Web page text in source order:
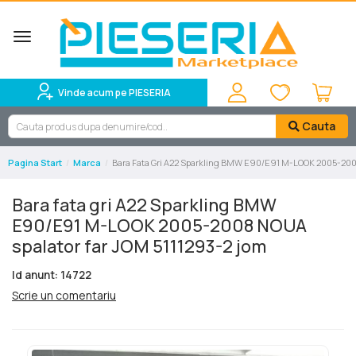
Toggle
navigation
Vinde acum pe PIESERIA
Cauta
Pagina Start Marca Bara Fata Gri A22 Sparkling BMW E90/E91 M-LOOK 2005-
Bara fata gri A22 Sparkling BMW
E90/E91 M-LOOK 2005-2008 NOUA
spalator far JOM 5111293-2 jom
Id anunt: 14722
Scrie un comentariu